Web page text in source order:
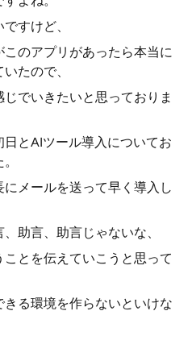
すけど、
のアプリがあったら本当に
たので、
でいきたいと思っておりま
とAIツール導入についてお
メールを送って早く導入し
助言、助言じゃないな、
とを伝えていこうと思って
る環境を作らないといけな